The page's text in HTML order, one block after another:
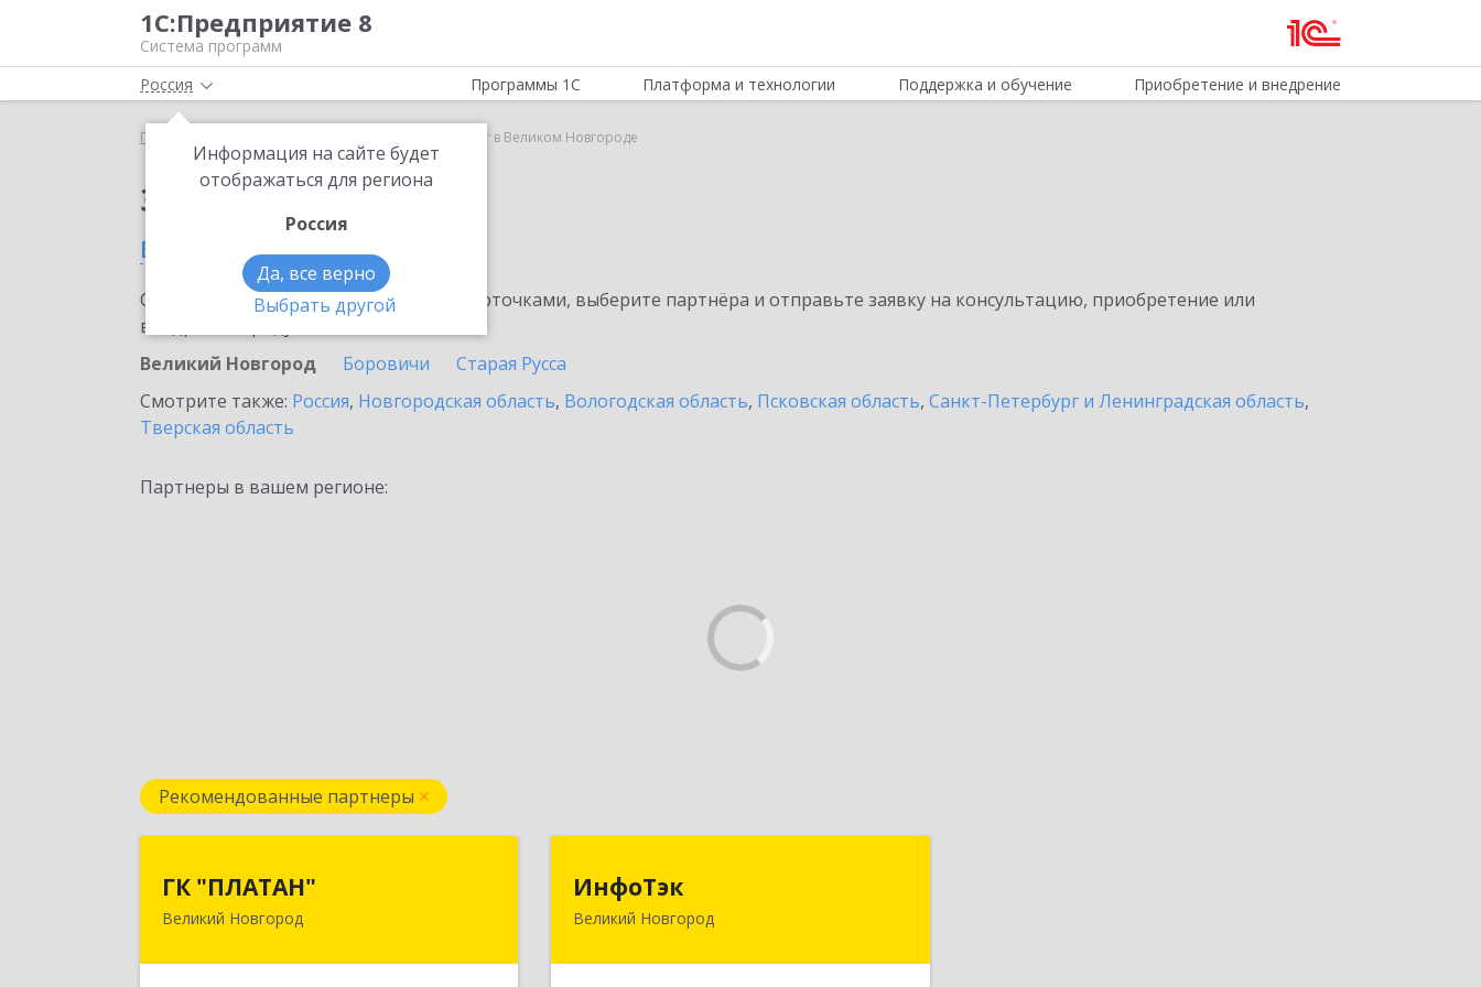
1С:Предприятие 8
Система программ
Россия
Информация на сайте будет
отображаться для региона
Россия
Да, все верно
Выбрать другой
Программы 1С Платформа и технологии Поддержка и обучение Приобретение и внедрение
Главная SellMonitor в Великом Новгороде
Заказать SellMonitor
в Великом Новгороде
Ознакомьтесь с информационными карточками, выберите партнёра и отправьте заявку на консультацию, приобретение или
внедрение продукта.
Великий Новгород
Боровичи
Старая Русса
Смотрите также: Россия, Новгородская область, Вологодская область, Псковская область, Санкт-Петербург и Ленинградская область,
Тверская область
Партнеры в вашем регионе:
Рекомендованные партнеры
ГК "ПЛАТАН"
Великий Новгород
173003, Новгородская обл, Великий
ИнфоТэк
Великий Новгород
173003, Новгородская обл, Великий